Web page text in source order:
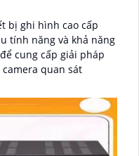
bị ghi hình cao cấp
cung cấp giải pháp
quan sát